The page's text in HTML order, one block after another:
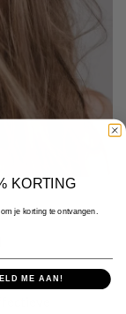
KORTING
je korting te ontvangen.
ME AAN!